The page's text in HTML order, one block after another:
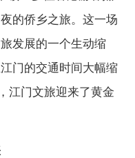
的侨乡之旅。这一场
发展的一个生动缩
门的交通时间大幅缩
江门文旅迎来了黄金